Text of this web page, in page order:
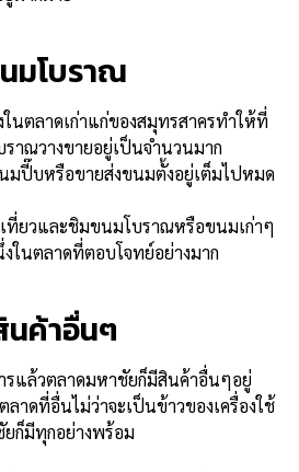
มโบราณ
นตลาดเก่าแก่ของสมุทรสาครทำให้ที่
าณวางขายอยู่เป็นจำนวนมาก
มปี๊บหรือขายส่งขนมตั้งอยู่เต็มไปหมด
ที่ยวและชิมขนมโบราณหรือขนมเก่าๆ
ในตลาดที่ตอบโจทย์อย่างมาก
นค้าอื่นๆ
รแล้วตลาดมหาชัยก็มีสินค้าอื่นๆอยู่
ลาดที่อื่นไม่ว่าจะเป็นข้าวของเครื่องใช้
ก็มีทุกอย่างพร้อม